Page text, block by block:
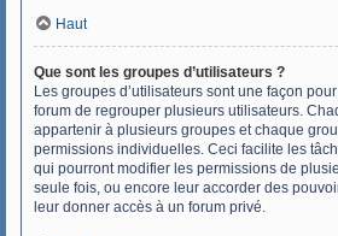
Haut
Que sont les groupes d’utilisateurs ?
Les groupes d’utilisateurs sont une façon
forum de regrouper plusieurs utilisateurs.
appartenir à plusieurs groupes et chaque
permissions individuelles. Ceci facilite les
qui pourront modifier les permissions de
seule fois, ou encore leur accorder des
leur donner accès à un forum privé.